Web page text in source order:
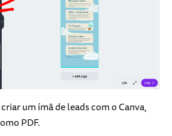
um ímã de leads com o Canva,
PDF.